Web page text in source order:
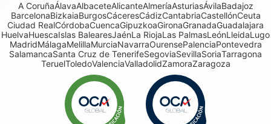
A CoruñaÁlavaAlbaceteAlicanteAlmeríaAsturiasÁvilaBadajoz
BarcelonaBizkaiaBurgosCáceresCádizCantabriaCastellónCeuta
Ciudad RealCórdobaCuencaGipuzkoaGironaGranadaGuadalajara
HuelvaHuescaIslas BalearesJaénLa RiojaLas PalmasLeónLleidaLugo
MadridMálagaMelillaMurciaNavarraOurensePalenciaPontevedra
SalamancaSanta Cruz de TenerifeSegoviaSevillaSoriaTarragona
TeruelToledoValenciaValladolidZamoraZaragoza